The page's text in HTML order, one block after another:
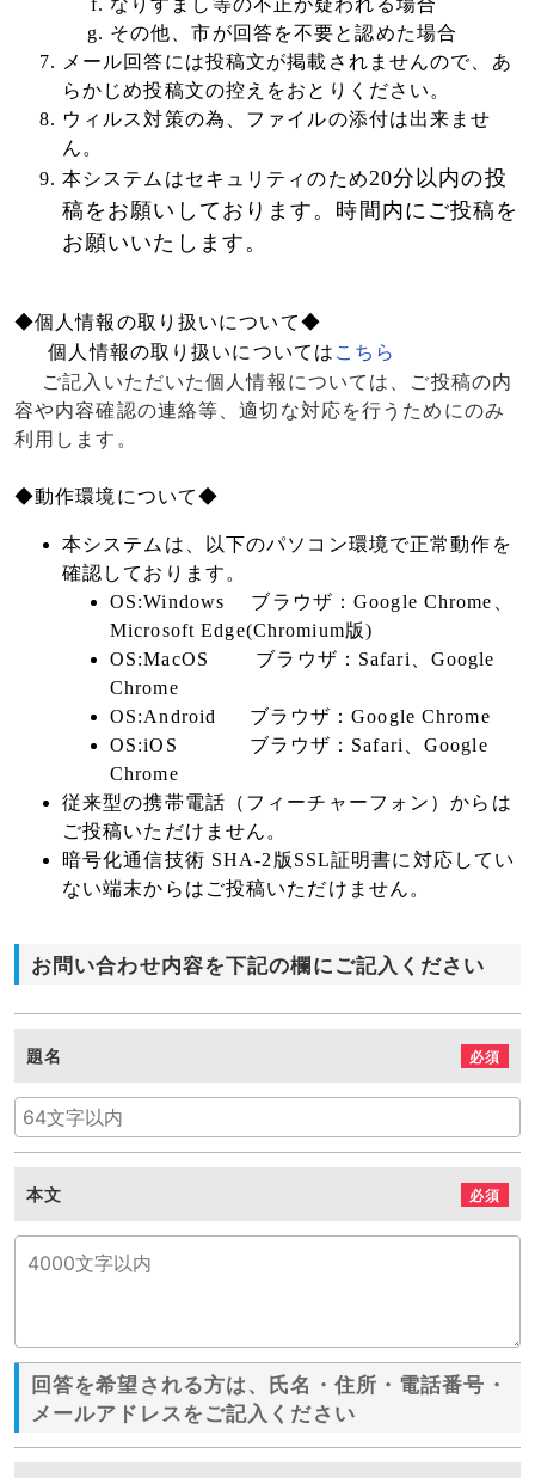
なりすまし等の不正が疑われる場合
その他、市が回答を不要と認めた場合
メール回答には投稿文が掲載されませんので、あ
らかじめ投稿文の控えをおとりください。
ウィルス対策の為、ファイルの添付は出来ませ
ん。
本システムはセキュリティのため20分以内の投
稿をお願いしております。時間内にご投稿を
お願いいたします。
◆個人情報の取り扱いについて◆
個人情報の取り扱いについては こちら
ご記入いただいた個人情報については、ご投稿の内
容や内容確認の連絡等、適切な対応を行うためにのみ
利用します。
◆動作環境について◆
本システムは、以下のパソコン環境で正常動作を
確認しております。
OS:Windows ブラウザ：Google Chrome、
Microsoft Edge(Chromium版)
OS:MacOS ブラウザ：Safari、Google
Chrome
OS:Android ブラウザ：Google Chrome
OS:iOS ブラウザ：Safari、Google
Chrome
従来型の携帯電話（フィーチャーフォン）からは
ご投稿いただけません。
暗号化通信技術 SHA-2版SSL証明書に対応してい
ない端末からはご投稿いただけません。
お問い合わせ内容を下記の欄にご記入ください
題名 必須
本文 必須
回答を希望される方は、氏名・住所・電話番号・
メールアドレスをご記入ください